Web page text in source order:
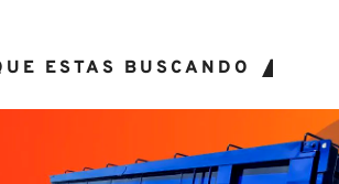
ESTAS BUSCANDO